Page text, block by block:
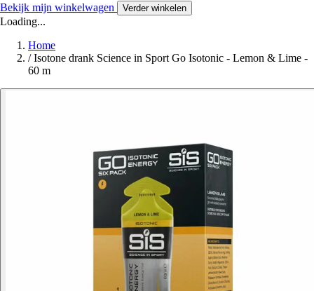
Bekijk mijn winkelwagen Verder winkelen
Loading...
Home
/ Isotone drank Science in Sport Go Isotonic - Lemon & Lime -
60 m